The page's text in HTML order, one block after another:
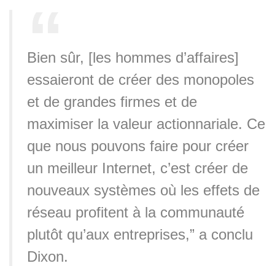
Bien sûr, [les hommes d’affaires]
essaieront de créer des monopoles
et de grandes firmes et de
maximiser la valeur actionnariale. Ce
que nous pouvons faire pour créer
un meilleur Internet, c’est créer de
nouveaux systèmes où les effets de
réseau profitent à la communauté
plutôt qu’aux entreprises,” a conclu
Dixon.